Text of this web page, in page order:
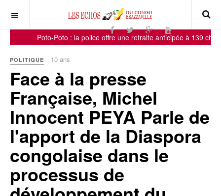
Poto-Poto : la police offre une retraite anticipée à 139
POLITIQUE 10 ans
Face à la presse
Française, Michel
Innocent PEYA Parle de
l'apport de la Diaspora
congolaise dans le
processus de